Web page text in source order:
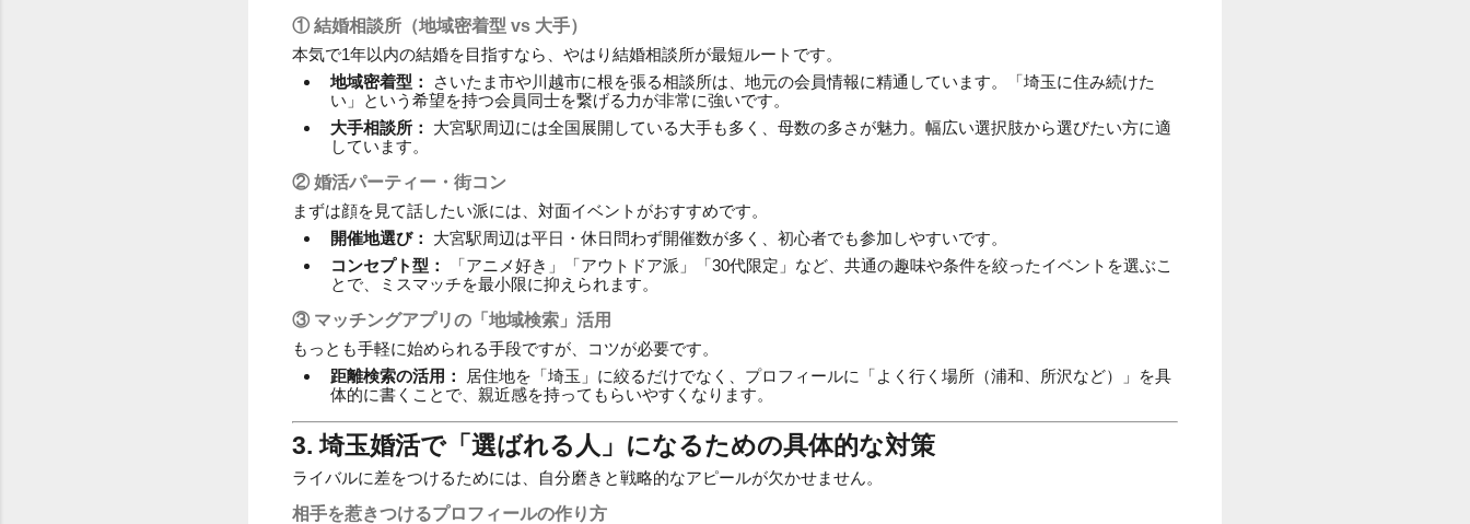
① 結婚相談所（地域密着型 vs 大手）
本気で1年以内の結婚を目指すなら、やはり結婚相談所が最短ルートです。
地域密着型：
さいたま市や川越市に根を張る相談所は、地元の会員情報に精通しています。「埼玉に住み続けた
い」という希望を持つ会員同士を繋げる力が非常に強いです。
大手相談所：
大宮駅周辺には全国展開している大手も多く、母数の多さが魅力。幅広い選択肢から選びたい方に適
しています。
② 婚活パーティー・街コン
まずは顔を見て話したい派には、対面イベントがおすすめです。
開催地選び：
大宮駅周辺は平日・休日問わず開催数が多く、初心者でも参加しやすいです。
コンセプト型：
「アニメ好き」「アウトドア派」「30代限定」など、共通の趣味や条件を絞ったイベントを選ぶこ
とで、ミスマッチを最小限に抑えられます。
③ マッチングアプリの「地域検索」活用
もっとも手軽に始められる手段ですが、コツが必要です。
距離検索の活用：
居住地を「埼玉」に絞るだけでなく、プロフィールに「よく行く場所（浦和、所沢など）」を具
体的に書くことで、親近感を持ってもらいやすくなります。
3. 埼玉婚活で「選ばれる人」になるための具体的な対策
ライバルに差をつけるためには、自分磨きと戦略的なアピールが欠かせません。
相手を惹きつけるプロフィールの作り方